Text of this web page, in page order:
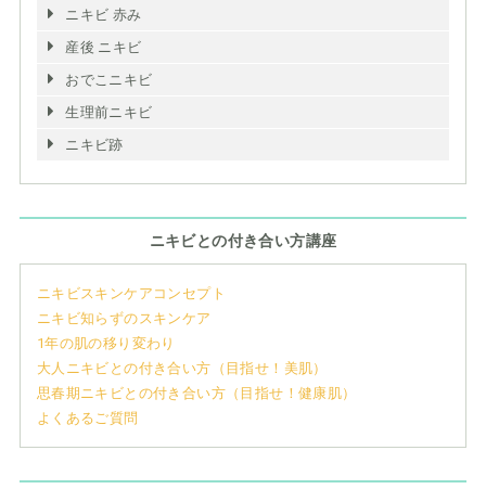
ニキビ 赤み
産後 ニキビ
おでこニキビ
生理前ニキビ
ニキビ跡
ニキビとの付き合い方講座
ニキビスキンケアコンセプト
ニキビ知らずのスキンケア
1年の肌の移り変わり
大人ニキビとの付き合い方（目指せ！美肌）
思春期ニキビとの付き合い方（目指せ！健康肌）
よくあるご質問